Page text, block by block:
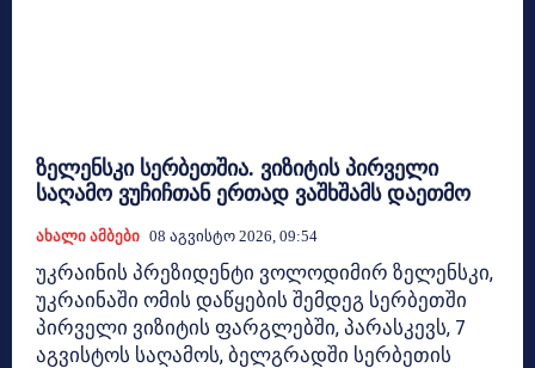
ზელენსკი სერბეთშია. ვიზიტის პირველი
საღამო ვუჩიჩთან ერთად ვაშხშამს დაეთმო
Ახალი Ამბები 08 Აგვისტო 2026, 09:54
უკრაინის პრეზიდენტი ვოლოდიმირ ზელენსკი,
უკრაინაში ომის დაწყების შემდეგ სერბეთში
პირველი ვიზიტის ფარგლებში, პარასკევს, 7
აგვისტოს საღამოს, ბელგრადში სერბეთის